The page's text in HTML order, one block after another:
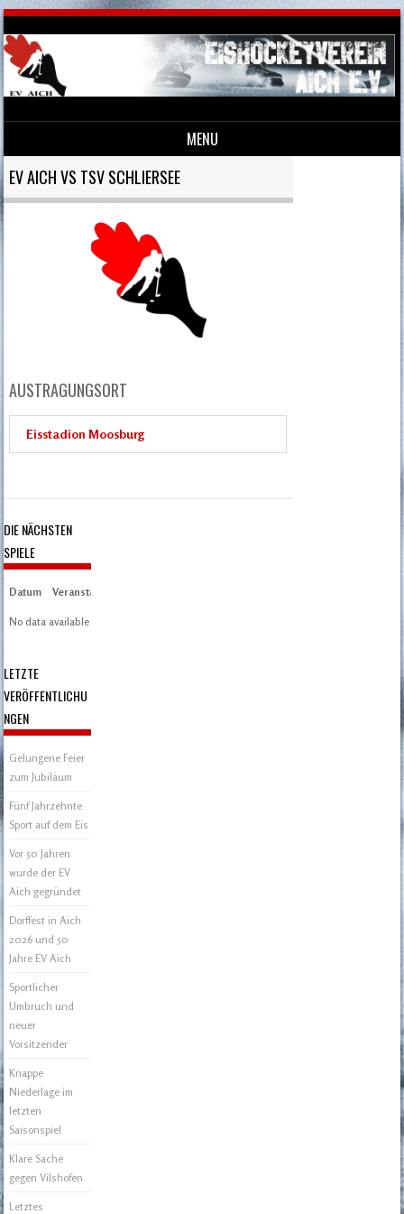
MENU
Skip to content
EV AICH VS TSV SCHLIERSEE
AUSTRAGUNGSORT
Eisstadion Moosburg
DIE NÄCHSTEN
SPIELE
Datum Veranstaltung
No data available in table
LETZTE
VERÖFFENTLICHU
NGEN
Gelungene Feier
zum Jubiläum
Fünf Jahrzehnte
Sport auf dem Eis
Vor 50 Jahren
wurde der EV
Aich gegründet
Dorffest in Aich
2026 und 50
Jahre EV Aich
Sportlicher
Umbruch und
neuer
Vorsitzender
Knappe
Niederlage im
letzten
Saisonspiel
Klare Sache
gegen Vilshofen
Letztes